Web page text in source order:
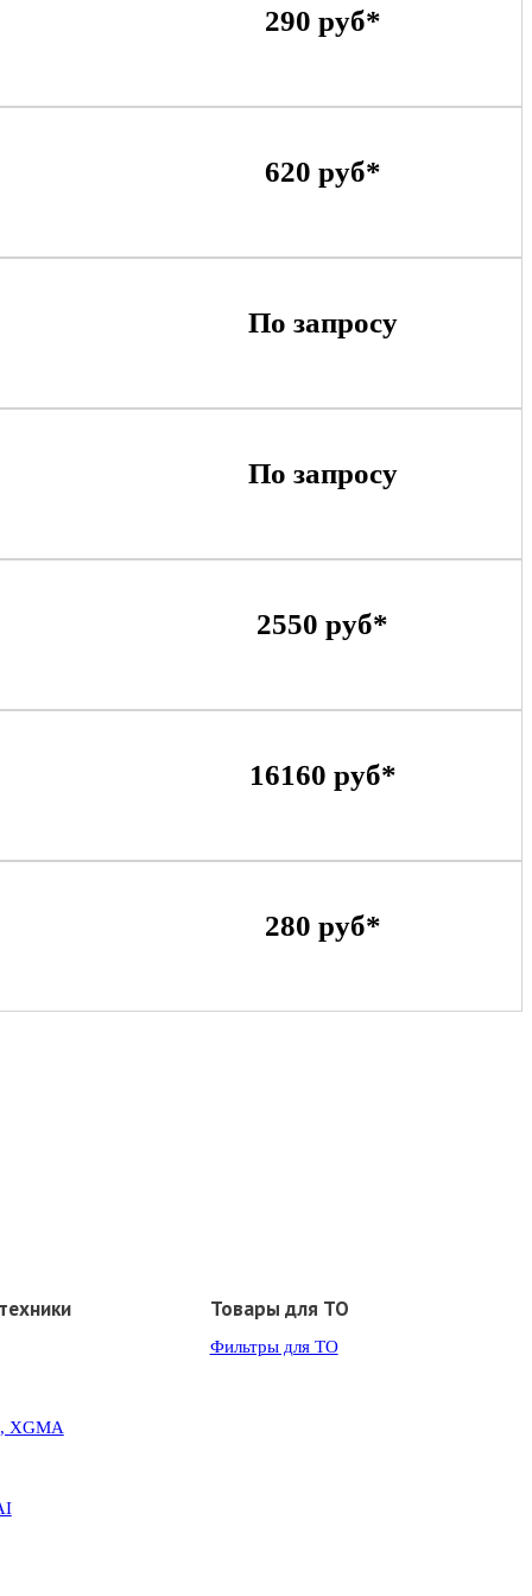
290 руб*
620 руб*
По запросу
По запросу
2550 руб*
16160 руб*
280 руб*
XGMA
Товары для ТО
Фильтры для ТО